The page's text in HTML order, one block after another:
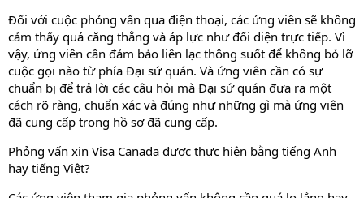
Đối với cuộc phỏng vấn qua điện thoại, các ứng viên sẽ không
cảm thấy quá căng thẳng và áp lực như đối diện trực tiếp. Vì
vậy, ứng viên cần đảm bảo liên lạc thông suốt để không bỏ lỡ
cuộc gọi nào từ phía Đại sứ quán. Và ứng viên cần có sự
chuẩn bị để trả lời các câu hỏi mà Đại sứ quán đưa ra một
cách rõ ràng, chuẩn xác và đúng như những gì mà ứng viên
đã cung cấp trong hồ sơ đã cung cấp.
Phỏng vấn xin Visa Canada được thực hiện bằng tiếng Anh
hay tiếng Việt?